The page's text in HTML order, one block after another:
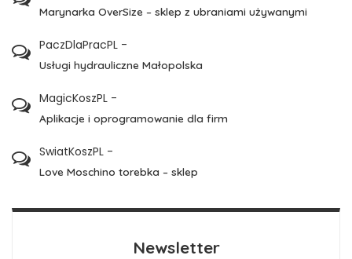
Marynarka OverSize – sklep z ubraniami używanymi
PaczDlaPracPL -
Usługi hydrauliczne Małopolska
MagicKoszPL -
Aplikacje i oprogramowanie dla firm
SwiatKoszPL -
Love Moschino torebka – sklep
Newsletter